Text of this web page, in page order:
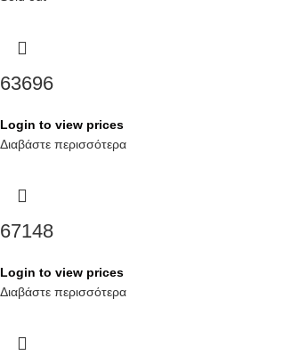
63696
Login to view prices
Διαβάστε περισσότερα
67148
Login to view prices
Διαβάστε περισσότερα